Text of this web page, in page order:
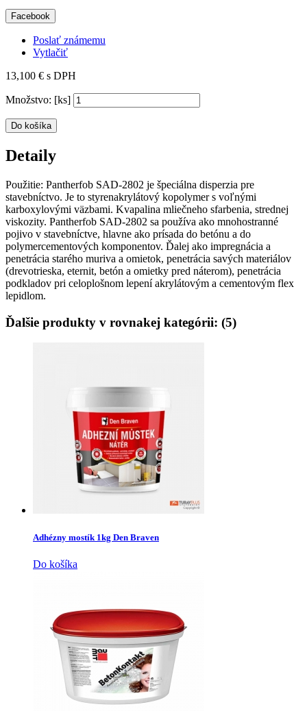
Facebook
Poslať známemu
Vytlačiť
13,100 € s DPH
Množstvo: [ks]
Do košíka
Detaily
Použitie: Pantherfob SAD-2802 je špeciálna disperzia pre
stavebníctvo. Je to styrenakrylátový kopolymer s voľnými
karboxylovými väzbami. Kvapalina mliečneho sfarbenia, strednej
viskozity. Pantherfob SAD-2802 sa používa ako mnohostranné
pojivo v stavebníctve, hlavne ako prísada do betónu a do
polymercementových komponentov. Ďalej ako impregnácia a
penetrácia starého muriva a omietok, penetrácia savých materiálov
(drevotrieska, eternit, betón a omietky pred náterom), penetrácia
podkladov pri celoplošnom lepení akrylátovým a cementovým flex
lepidlom.
Ďalšie produkty v rovnakej kategórii: (5)
Adhézny mostík 1kg Den Braven
Do košíka